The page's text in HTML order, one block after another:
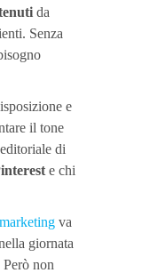
da
Senza
e
il tone
di
e chi
va
giornata
Però non